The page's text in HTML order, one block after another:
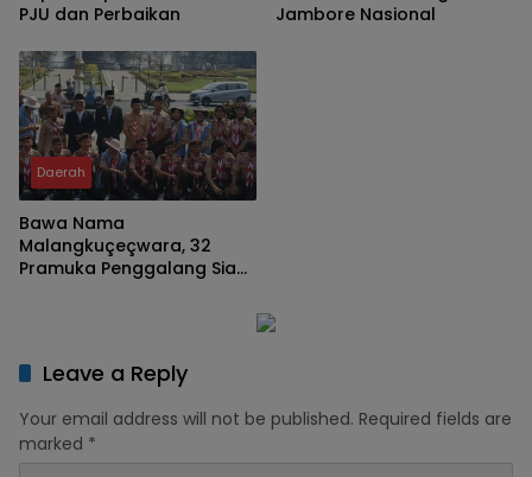
PJU dan Perbaikan
Jambore Nasional
Daerah
Bawa Nama
Malangkuçeçwara, 32
Pramuka Penggalang Siap
Leave a Reply
Your email address will not be published. Required fields are
marked *